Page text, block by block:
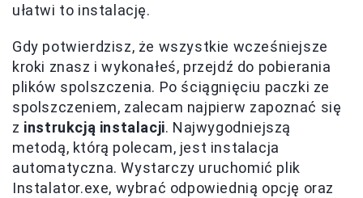
ułatwi to instalację.
Gdy potwierdzisz, że wszystkie wcześniejsze
kroki znasz i wykonałeś, przejdź do pobierania
plików spolszczenia. Po ściągnięciu paczki ze
spolszczeniem, zalecam najpierw zapoznać się
z instrukcją instalacji. Najwygodniejszą
metodą, którą polecam, jest instalacja
automatyczna. Wystarczy uruchomić plik
Instalator.exe, wybrać odpowiednią opcję oraz